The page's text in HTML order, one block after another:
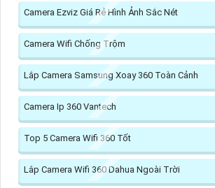
Camera Ezviz Giá Rẻ Hình Ảnh Sắc Nét
Camera Wifi Chống Trộm
Lắp Camera Samsung Xoay 360 Toàn Cảnh
Camera Ip 360 Vantech
Top 5 Camera Wifi 360 Tốt
Lắp Camera Wifi 360 Dahua Ngoài Trời